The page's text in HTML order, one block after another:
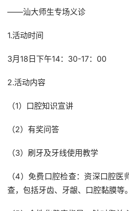
——汕大师生专场义诊
1.活动时间
3月18日下午14：30-17：00
2.活动内容
（1）口腔知识宣讲
（2）有奖问答
（3）刷牙及牙线使用教学
（4）免费口腔检查：资深口腔
查，包括牙齿、牙龈、口腔黏膜等。